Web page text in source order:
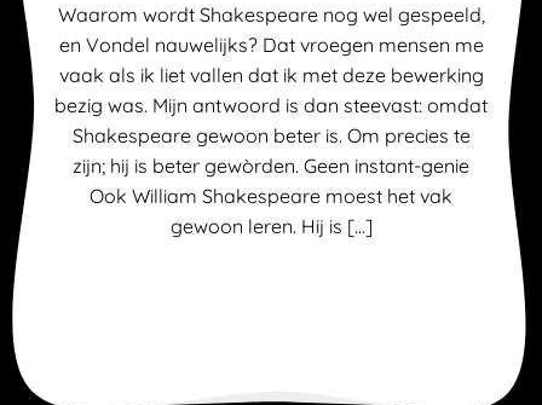
Waarom wordt Shakespeare nog wel gespeeld,
en Vondel nauwelijks? Dat vroegen mensen me
vaak als ik liet vallen dat ik met deze bewerking
bezig was. Mijn antwoord is dan steevast: omdat
Shakespeare gewoon beter is. Om precies te
zijn; hij is beter gewòrden. Geen instant-genie
Ook William Shakespeare moest het vak
gewoon leren. Hij is […]